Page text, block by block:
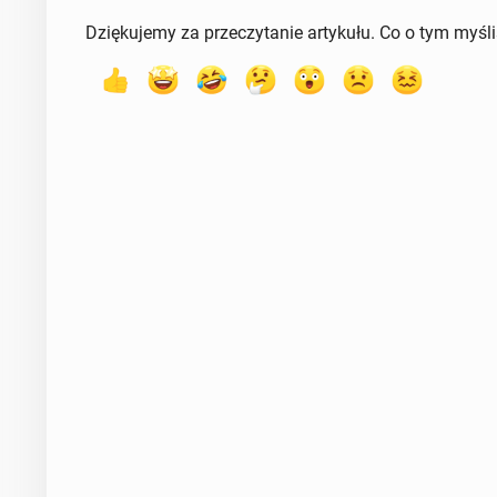
Dziękujemy za przeczytanie artykułu. Co o tym